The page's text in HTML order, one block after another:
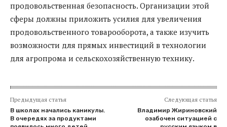
продовольственная безопасность. Организации этой
сферы должны приложить усилия для увеличения
продовольственного товарооборота, а также изучить
возможности для прямых инвестиций в технологии
для агропрома и сельскохозяйственную технику.
Предыдущая статья
В школах начались каникулы.
В очередях за продуктами
Следующая статья
Владимир Жириновский
озабочен ситуацией с